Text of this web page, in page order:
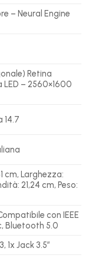
– Neural Engine
Retina
– 2560×1600
14.7
cm, Larghezza:
21,24 cm, Peso:
con IEEE
Bluetooth 5.0
1x Jack 3.5″